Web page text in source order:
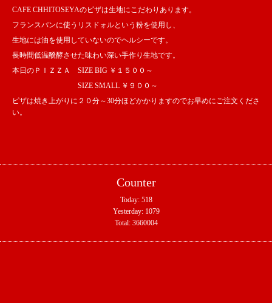
CAFE CHHITOSEYAのピザは生地にこだわりあります。
フランスパンに使うリスドォルという粉を使用し、
生地には油を使用していないのでヘルシーです。
長時間低温醗酵させた味わい深い手作り生地です。
本日のＰＩＺＺＡ SIZE BIG ￥１５００～
SIZE SMALL ￥９００～
ピザは焼き上がりに２０分～30分ほどかかりますのでお早めにご注文くださ
い。
Counter
Today: 518
Yesterday: 1079
Total: 3660004